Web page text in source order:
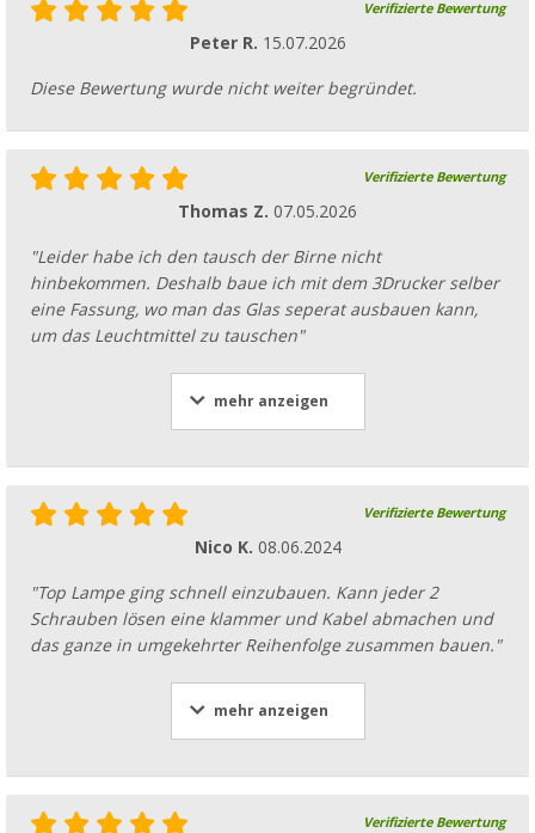
Verifizierte Bewertung
Peter R. 15.07.2026
Diese Bewertung wurde nicht weiter begründet.
Verifizierte Bewertung
Thomas Z. 07.05.2026
"Leider habe ich den tausch der Birne nicht
hinbekommen. Deshalb baue ich mit dem 3Drucker selber
eine Fassung, wo man das Glas seperat ausbauen kann,
um das Leuchtmittel zu tauschen"
mehr anzeigen
Verifizierte Bewertung
Nico K. 08.06.2024
"Top Lampe ging schnell einzubauen. Kann jeder 2
Schrauben lösen eine klammer und Kabel abmachen und
das ganze in umgekehrter Reihenfolge zusammen bauen."
mehr anzeigen
Verifizierte Bewertung